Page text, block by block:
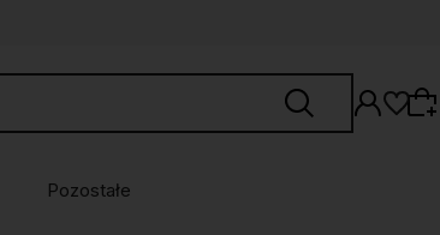
Pozostałe